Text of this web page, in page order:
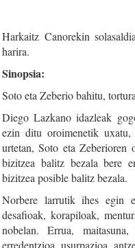
Harkaitz Canorekin
harira.
Sinopsia:
Soto eta Zeberio bahitu,
Diego Lazkano idazleak
ezin ditu oroimenetik
urtetan, Soto eta Zeberioren
bizitzea balitz bezala bere
bizitzea posible balitz bezala.
Norbere larrutik ihes egin
desafioak, korapiloak,
nobelan. Errua,
erredentzioa, usurpazioa,